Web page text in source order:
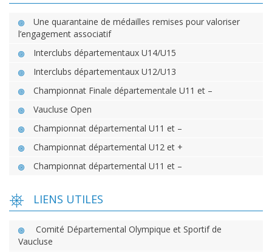
Une quarantaine de médailles remises pour valoriser
l’engagement associatif
Interclubs départementaux U14/U15
Interclubs départementaux U12/U13
Championnat Finale départementale U11 et –
Vaucluse Open
Championnat départemental U11 et –
Championnat départemental U12 et +
Championnat départemental U11 et –
LIENS UTILES
Comité Départemental Olympique et Sportif de
Vaucluse